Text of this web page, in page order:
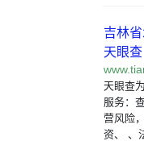
吉林
天眼查
天眼查
服务：
营风险
资、 、